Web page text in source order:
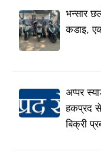
भन्सार
कडाइ,
अप्पर
हकप्रद
बिक्री